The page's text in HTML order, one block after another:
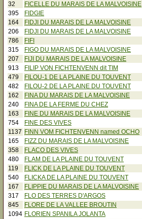
32
FICELLE DU MARAIS DE LA MALVOISINE
395
FIDGIE
164
FIDJI DU MARAIS DE LA MALVOISINE
206
FIDJI DU MARAIS DE LA MALVOISINE
786
FIFI
315
FIGO DU MARAIS DE LA MALVOISINE
207
FIJI DU MARAIS DE LA MALVOISINE
913
FILIP VON FICHTENVENN dit TIM
479
FILOU-1 DE LA PLAINE DU TOUVENT
482
FILOU-2 DE LA PLAINE DU TOUVENT
162
FINA DU MARAIS DE LA MALVOISINE
240
FINA DE LA FERME DU CHEZ
163
FINE DU MARAIS DE LA MALVOISINE
754
FINE DES VIVES
1137 FINN VOM FICHTENVENN named OCHO
165
FIZZ DU MARAIS DE LA MALVOISINE
358
FLACO DES VIVES
480
FLAM DE LA PLAINE DU TOUVENT
119
FLICK DE LA PLAINE DU TOUVENT
540
FLICKA DE LA PLAINE DU TOUVENT
167
FLIPPIE DU MARAIS DE LA MALVOISINE
317
FLO DES TERRES D'ARGOS
845
FLORE DE LA VALLEE BROUTIN
1094 FLORIEN SPANILA JOLANTA